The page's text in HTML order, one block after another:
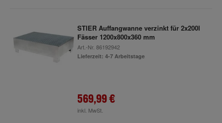
STIER Auffangwanne verzinkt für 2x200l
Fässer 1200x800x360 mm
Art.-Nr. 86192942
Lieferzeit: 4-7 Arbeitstage
569,99 €
inkl. MwSt.